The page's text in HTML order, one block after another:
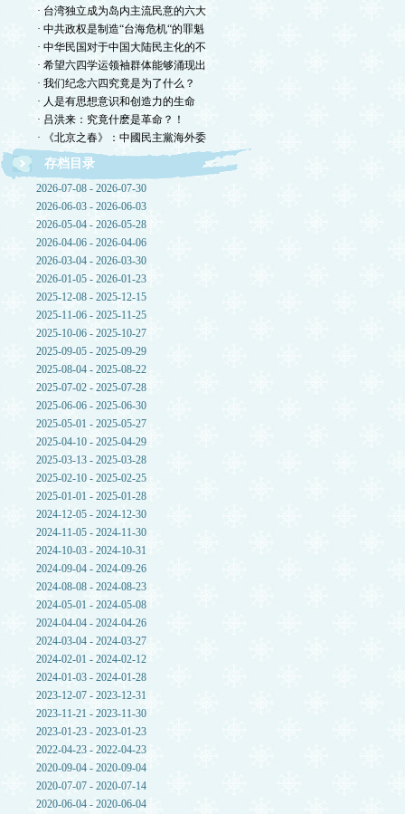
· 台湾独立成为岛内主流民意的六大
· 中共政权是制造“台海危机“的罪魁
· 中华民国对于中国大陆民主化的不
· 希望六四学运领袖群体能够涌现出
· 我们纪念六四究竟是为了什么？
· 人是有思想意识和创造力的生命
· 吕洪来：究竟什麽是革命？！
· 《北京之春》：中國民主黨海外委
存档目录
2026-07-08 - 2026-07-30
2026-06-03 - 2026-06-03
2026-05-04 - 2026-05-28
2026-04-06 - 2026-04-06
2026-03-04 - 2026-03-30
2026-01-05 - 2026-01-23
2025-12-08 - 2025-12-15
2025-11-06 - 2025-11-25
2025-10-06 - 2025-10-27
2025-09-05 - 2025-09-29
2025-08-04 - 2025-08-22
2025-07-02 - 2025-07-28
2025-06-06 - 2025-06-30
2025-05-01 - 2025-05-27
2025-04-10 - 2025-04-29
2025-03-13 - 2025-03-28
2025-02-10 - 2025-02-25
2025-01-01 - 2025-01-28
2024-12-05 - 2024-12-30
2024-11-05 - 2024-11-30
2024-10-03 - 2024-10-31
2024-09-04 - 2024-09-26
2024-08-08 - 2024-08-23
2024-05-01 - 2024-05-08
2024-04-04 - 2024-04-26
2024-03-04 - 2024-03-27
2024-02-01 - 2024-02-12
2024-01-03 - 2024-01-28
2023-12-07 - 2023-12-31
2023-11-21 - 2023-11-30
2023-01-23 - 2023-01-23
2022-04-23 - 2022-04-23
2020-09-04 - 2020-09-04
2020-07-07 - 2020-07-14
2020-06-04 - 2020-06-04